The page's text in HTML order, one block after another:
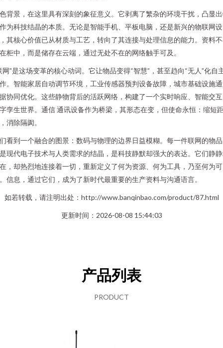
背景，在这里具有深刻的象征意义。它剥离了繁杂的环境干扰，凸显
为科技结晶的本质。无论是智能手机、平板电脑，还是新兴的物联网设
其核心价值已从材质与工艺，转向了其连接与处理信息的能力。资料
柜中，而是储存在云端，通过无处不在的网络触手可及。
网”是这场变革的核心动词。它让物品变得“智慧”，甚至趋向“无人”化自
。智能家居自动调节环境，工业传感器预判设备故障，城市基础设施
协同优化。这些静物背后的活跃网络，构建了一个实时响应、智能交
孪生世界。通信 通讯设备作为桥梁，其形态在变，但使命永恒：缩短
消除隔阂。
看到一个融合的图景：数码与物理的边界日益模糊。每一件联网的物
现代电子技术与人类需求的结晶，是科技静默却强大的表达。它们静
，却热烈地连接着一切，重新定义了何为资源、何为工具，乃至何为可
信息，通过它们，成为了新时代最重要的生产资料与沟通语言。
如若转载，请注明出处：http://www.banqinbao.com/product/87.html
更新时间：2026-08-08 15:44:03
产品列表
PRODUCT